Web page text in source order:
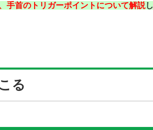
手首のトリガーポイントについて解説し
る